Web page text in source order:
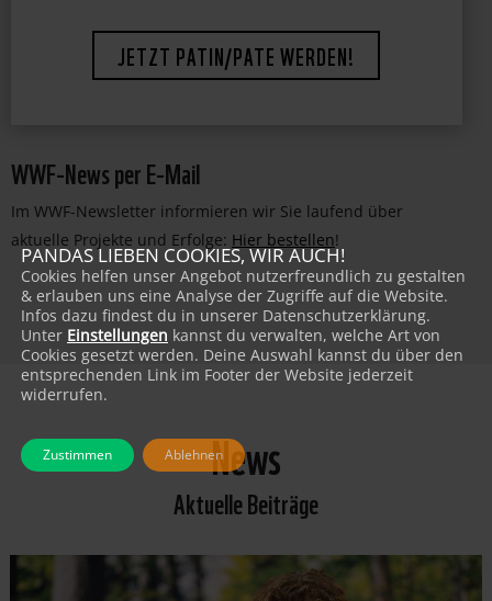
WWF-News per E-Mail
Im WWF-Newsletter informieren wir Sie laufend über
aktuelle Projekte und Erfolge: Hier bestellen!
News
Aktuelle Beiträge
PANDAS LIEBEN COOKIES, WIR AUCH!
Cookies helfen unser Angebot nutzerfreundlich zu gestalten
& erlauben uns eine Analyse der Zugriffe auf die Website.
Infos dazu findest du in unserer Datenschutzerklärung.
Unter Einstellungen kannst du verwalten, welche Art von
Cookies gesetzt werden. Deine Auswahl kannst du über den
entsprechenden Link im Footer der Website jederzeit
widerrufen.
Zustimmen Ablehnen